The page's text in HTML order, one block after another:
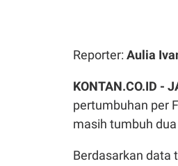
Reporter: Aulia
KONTAN.CO.ID -
pertumbuhan per
masih tumbuh
Berdasarkan data